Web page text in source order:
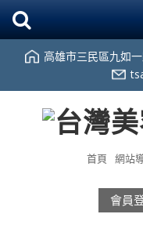
高雄市三民區九如
首頁 網站
會員